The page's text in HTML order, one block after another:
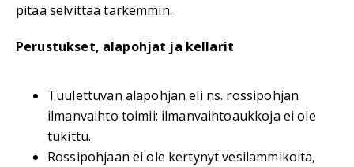
pitää selvittää tarkemmin.
Perustukset, alapohjat ja kellarit
Tuulettuvan alapohjan eli ns. rossipohjan
ilmanvaihto toimii; ilmanvaihtoaukkoja ei ole
tukittu.
Rossipohjaan ei ole kertynyt vesilammikoita,